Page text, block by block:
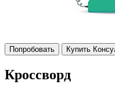
Попробовать Купить
Кроссворд